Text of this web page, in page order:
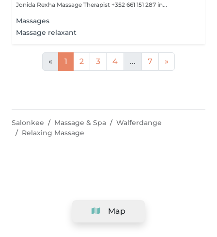
Jonida Rexha Massage Therapist +352 661 151 287 in...
Massages
Massage relaxant
« 1 2 3 4 ... 7 »
Map
Salonkee Massage & Spa
Walferdange
Relaxing Massage